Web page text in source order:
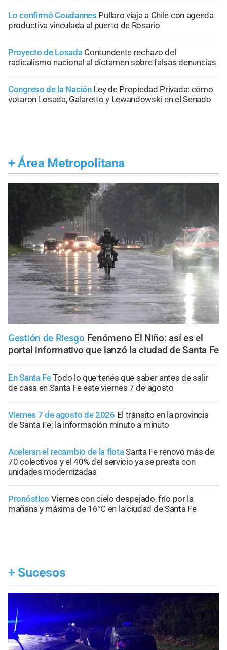
Lo confirmó Coudannes Pullaro viaja a Chile con agenda
productiva vinculada al puerto de Rosario
Proyecto de Losada Contundente rechazo del
radicalismo nacional al dictamen sobre falsas denuncias
Congreso de la Nación Ley de Propiedad Privada: cómo
votaron Losada, Galaretto y Lewandowski en el Senado
+ Área Metropolitana
Gestión de Riesgo Fenómeno El Niño: así es el
portal informativo que lanzó la ciudad de Santa Fe
En Santa FeTodo lo que tenés que saber antes de salir
de casa en Santa Fe este viernes 7 de agosto
Viernes 7 de agosto de 2026 El tránsito en la provincia
de Santa Fe; la información minuto a minuto
Aceleran el recambio de la flotaSanta Fe renovó más de
70 colectivos y el 40% del servicio ya se presta con
unidades modernizadas
Pronóstico Viernes con cielo despejado, frío por la
mañana y máxima de 16°C en la ciudad de Santa Fe
+ Sucesos